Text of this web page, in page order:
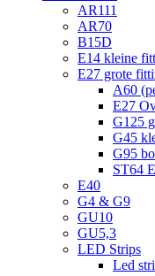
AR111
AR70
B15D
E14 kleine
E27 grote
A60
E27
G125
G45
G95
ST64
E40
G4 & G9
GU10
GU5,3
LED Strips
Led